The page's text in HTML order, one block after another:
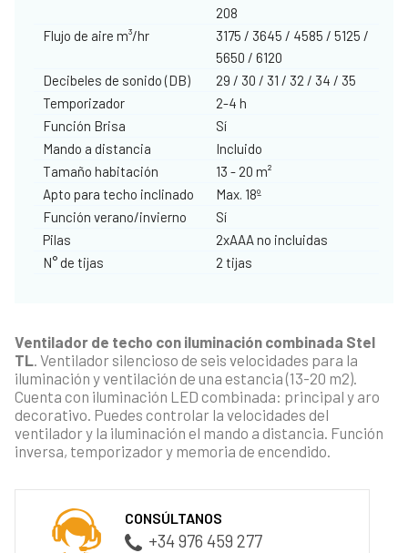
208
Flujo de aire m³/hr
3175 / 3645 / 4585 / 5125 /
5650 / 6120
Decibeles de sonido (DB)
29 / 30 / 31 / 32 / 34 / 35
Temporizador
2-4 h
Función Brisa
Sí
Mando a distancia
Incluido
Tamaño habitación
13 - 20 m²
Apto para techo inclinado
Max. 18º
Función verano/invierno
Sí
Pilas
2xAAA no incluidas
N° de tijas
2 tijas
Ventilador de techo con iluminación combinada Stel
TL
. Ventilador silencioso de seis velocidades para la
iluminación y ventilación de una estancia (13-20 m2).
Cuenta con iluminación LED combinada: principal y aro
decorativo. Puedes controlar la velocidades del
ventilador y la iluminación el mando a distancia. Función
inversa, temporizador y memoria de encendido.
CONSÚLTANOS
+34 976 459 277